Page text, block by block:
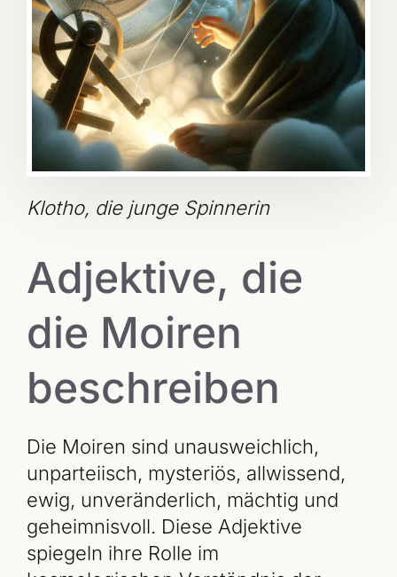
Klotho, die junge Spinnerin
Adjektive, die
die Moiren
beschreiben
Die Moiren sind unausweichlich,
unparteiisch, mysteriös, allwissend,
ewig, unveränderlich, mächtig und
geheimnisvoll. Diese Adjektive
spiegeln ihre Rolle im